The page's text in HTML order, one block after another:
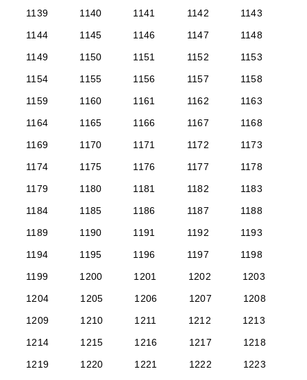
1139
1140 1141 1142
1143
1144
1145 1146 1147
1148
1149
1150 1151 1152
1153
1154
1155 1156 1157
1158
1159
1160 1161 1162
1163
1164
1165 1166 1167
1168
1169
1170 1171 1172
1173
1174
1175 1176 1177
1178
1179
1180 1181 1182
1183
1184
1185 1186 1187
1188
1189
1190 1191 1192
1193
1194
1195 1196 1197
1198
1199
1200 1201 1202
1203
1204
1205 1206 1207
1208
1209
1210 1211 1212
1213
1214
1215 1216 1217
1218
1219
1220 1221 1222
1223